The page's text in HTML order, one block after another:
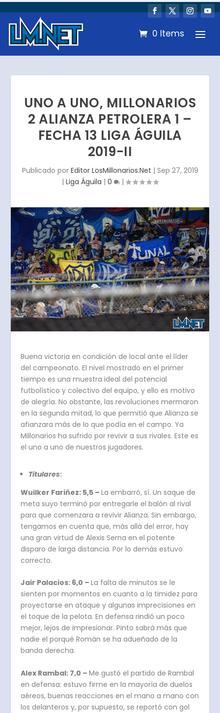
0 Items
UNO A UNO, MILLONARIOS
2 ALIANZA PETROLERA 1 –
FECHA 13 LIGA ÁGUILA
2019-II
Publicado por Editor LosMillonarios.Net | Sep 27, 2019
| Liga Águila | 0 |
Buena victoria en condición de local ante el líder
del campeonato. El nivel mostrado en el primer
tiempo es una muestra ideal del potencial
futbolístico y colectivo del equipo, y ello es motivo
de alegría. No obstante, las revoluciones mermaron
en la segunda mitad, lo que permitió que Alianza se
afianzara más de lo que podía en el campo. Ya
Millonarios ha sufrido por revivir a sus rivales. Este es
el uno a uno de nuestros jugadores.
Titulares:
Wuilker Fariñez: 5,5 –La embarró, sí. Un saque de
meta suyo terminó por entregarle el balón al rival
para que comenzara a revivir Alianza. Sin embargo,
tengamos en cuenta que, más allá del error, hay
una gran virtud de Alexis Serna en el potente
disparo de larga distancia. Por lo demás estuvo
correcto.
Jair Palacios: 6,0 –La falta de minutos se le
sienten por momentos en cuanto a la timidez para
proyectarse en ataque y algunas imprecisiones en
el toque de la pelota. En defensa rindió un poco
mejor, lejos de impresionar. Pinto sabrá más que
nadie el porqué Román se ha adueñado de la
banda derecha.
Alex Rambal: 7,0 –Me gustó el partido de Rambal
en defensa: estuvo firme en la mayoría de duelos
aéreos, buenas reacciones en el mano a mano con
los delanteros y, por supuesto, se reportó con gol